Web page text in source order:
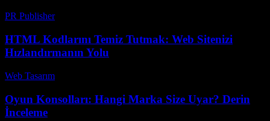
PR Publisher-
HTML Kodlarını Temiz Tutmak: Web Sitenizi
Hızlandırmanın Yolu
Web Tasarım
Oyun Konsolları: Hangi Marka Size Uyar? Derin
İnceleme